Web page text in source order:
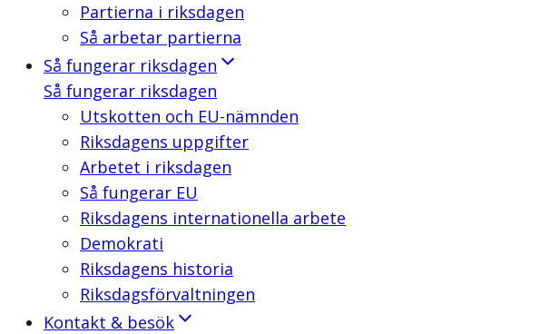
Partierna i riksdagen
Så arbetar partierna
Så fungerar riksdagen
Så fungerar riksdagen
Utskotten och EU-nämnden
Riksdagens uppgifter
Arbetet i riksdagen
Så fungerar EU
Riksdagens internationella arbete
Demokrati
Riksdagens historia
Riksdagsförvaltningen
Kontakt & besök